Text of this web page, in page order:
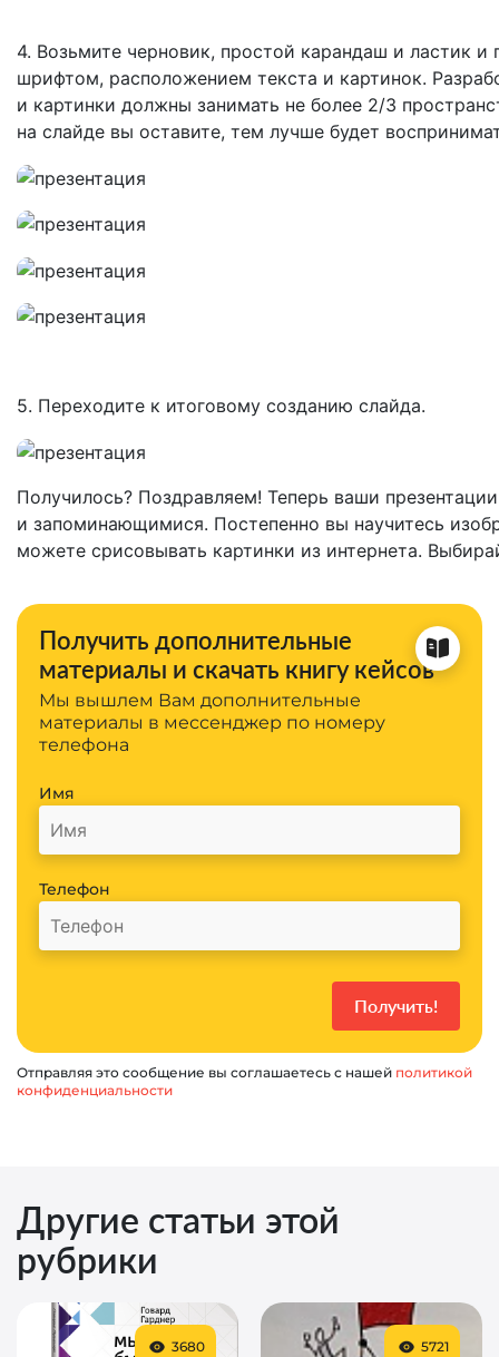
4. Возьмите черновик, простой карандаш и ластик
шрифтом, расположением текста и картинок.
и картинки должны занимать не более 2/3
на слайде вы оставите, тем лучше будет
5. Переходите к итоговому созданию слайда.
Получилось? Поздравляем! Теперь ваши
и запоминающимися. Постепенно вы научитесь
можете срисовывать картинки из интернета.
Получить дополнительные
материалы и скачать книгу кейсов
Мы вышлем Вам дополнительные
материалы в мессенджер по номеру
телефона
Имя
Телефон
Отправляя это сообщение вы соглашаетесь с нашей политикой
конфиденциальности
Другие статьи этой
рубрики
3680 5721